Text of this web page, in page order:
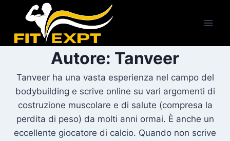
contenuto
Autore: Tanveer
Tanveer ha una vasta esperienza nel campo del
bodybuilding e scrive online su vari argomenti di
costruzione muscolare e di salute (compresa la
perdita di peso) da molti anni ormai. È anche un
eccellente giocatore di calcio. Quando non scrive